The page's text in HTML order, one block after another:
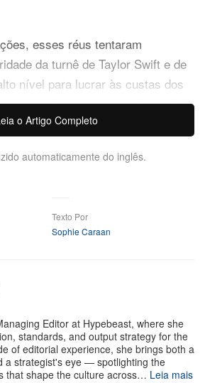
esses réus tentaram
da turnê de Taylor Swift e de
nível para lucrar às custas dos
a promotora distrital de
“Eles supostamente exploraram
ingressos da maior turnê dos
que dois indivíduos não
em Kingston, Jamaica,
os URLs dos ingressos e os
a dois co-conspiradores em
seguida, baixavam os ingressos
para ganho pessoal.
o Artigo Completo
automaticamente do inglês.
Texto Por
Sophie Caraan
Editor at Hypebeast, where she
standards, and output strategy for the
of editorial experience, she brings both a
a strategist's eye — spotlighting the
that shape the culture across… Leia mais